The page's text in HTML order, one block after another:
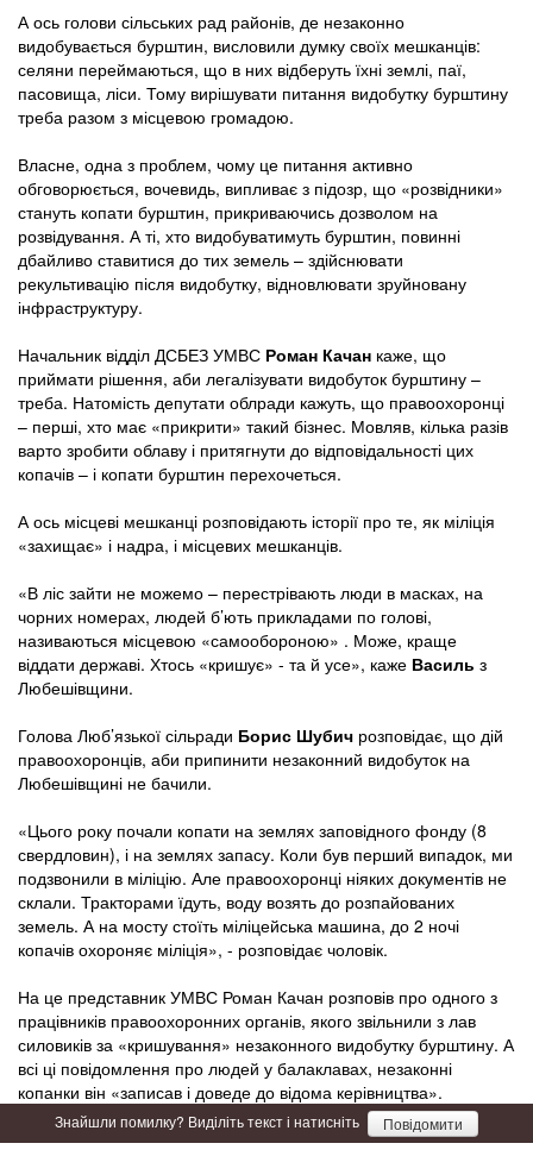
А ось голови сільських рад районів, де незаконно
видобувається бурштин, висловили думку своїх мешканців:
селяни переймаються, що в них відберуть їхні землі, паї,
пасовища, ліси. Тому вирішувати питання видобутку бурштину
треба разом з місцевою громадою.
Власне, одна з проблем, чому це питання активно
обговорюється, вочевидь, випливає з підозр, що «розвідники»
стануть копати бурштин, прикриваючись дозволом на
розвідування. А ті, хто видобуватимуть бурштин, повинні
дбайливо ставитися до тих земель – здійснювати
рекультивацію після видобутку, відновлювати зруйновану
інфраструктуру.
Начальник відділ ДСБЕЗ УМВС Роман Качан каже, що
приймати рішення, аби легалізувати видобуток бурштину –
треба. Натомість депутати облради кажуть, що правоохоронці
– перші, хто має «прикрити» такий бізнес. Мовляв, кілька разів
варто зробити облаву і притягнути до відповідальності цих
копачів – і копати бурштин перехочеться.
А ось місцеві мешканці розповідають історії про те, як міліція
«захищає» і надра, і місцевих мешканців.
«В ліс зайти не можемо – перестрівають люди в масках, на
чорних номерах, людей б’ють прикладами по голові,
називаються місцевою «самообороною» . Може, краще
віддати державі. Хтось «кришує» - та й усе», каже Василь з
Любешівщини.
Голова Люб’язької сільради Борис Шубич розповідає, що дій
правоохоронців, аби припинити незаконний видобуток на
Любешівщині не бачили.
«Цього року почали копати на землях заповідного фонду (8
свердловин), і на землях запасу. Коли був перший випадок, ми
подзвонили в міліцію. Але правоохоронці ніяких документів не
склали. Тракторами їдуть, воду возять до розпайованих
земель. А на мосту стоїть міліцейська машина, до 2 ночі
копачів охороняє міліція», - розповідає чоловік.
На це представник УМВС Роман Качан розповів про одного з
працівників правоохоронних органів, якого звільнили з лав
силовиків за «кришування» незаконного видобутку бурштину. А
всі ці повідомлення про людей у балаклавах, незаконні
копанки він «записав і доведе до відома керівництва».
Знайшли помилку? Виділіть текст і натисніть Повідомити